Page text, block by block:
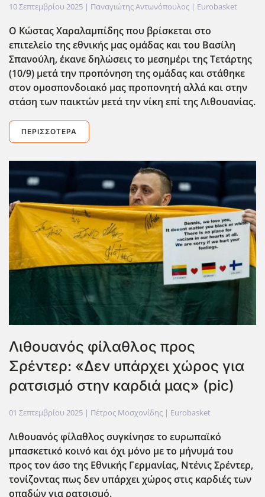
10 Σεπτεμβρίου 2025 | Παναγιώτης Αντωνόπουλος | Eurobasket
Ο Κώστας Χαραλαμπίδης που βρίσκεται στο
επιτελείο της εθνικής μας ομάδας και του Βασίλη
Σπανούλη, έκανε δηλώσεις το μεσημέρι της Τετάρτης
(10/9) μετά την προπόνηση της ομάδας και στάθηκε
στον ομοσπονδοιακό μας προπονητή αλλά και στην
στάση των παικτών μετά την νίκη επί της Λιθουανίας.
ΠΕΡΙΣΣΌΤΕΡΑ
Λιθουανός φίλαθλος προς
Σρέντερ: «Δεν υπάρχει χώρος για
ρατσισμό στην καρδιά μας» (pic)
01 Σεπτεμβρίου 2025 | Πέτρος Μοσχονίδης | Eurobasket
Λιθουανός φίλαθλος συγκίνησε το ευρωπαϊκό
μπασκετικό κοινό και όχι μόνο με το μήνυμά του
προς τον άσο της Εθνικής Γερμανίας, Ντένις Σρέντερ,
τονίζοντας πως δεν υπάρχει χώρος στις καρδιές των
οπαδών για ρατσισμό.